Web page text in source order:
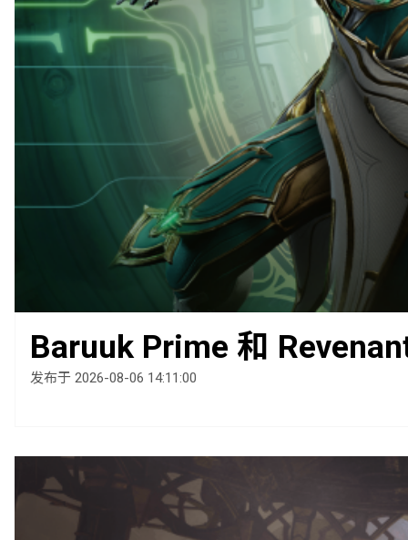
Baruuk Prime 和
发布于 2026-08-06 14:11:00